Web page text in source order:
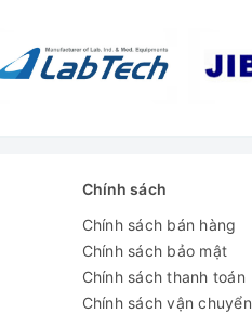
x 536 mm
Chính sách
Chính sách bán hàng
Chính sách bảo mật
Chính sách thanh toán
Chính sách vận chuyển